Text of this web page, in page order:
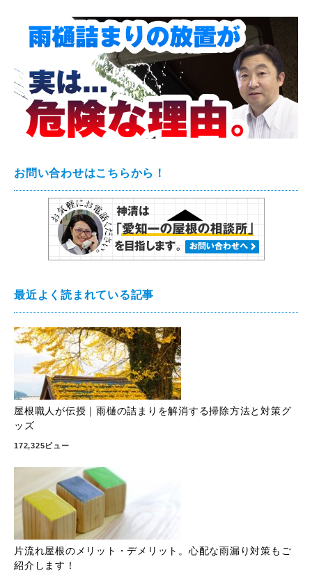
お問い合わせはこちらから！
最近よく読まれている記事
屋根職人が伝授｜雨樋の詰まりを解消する掃除方法と対策グ
ッズ
172,325ビュー
片流れ屋根のメリット・デメリット。心配な雨漏り対策もご
紹介します！